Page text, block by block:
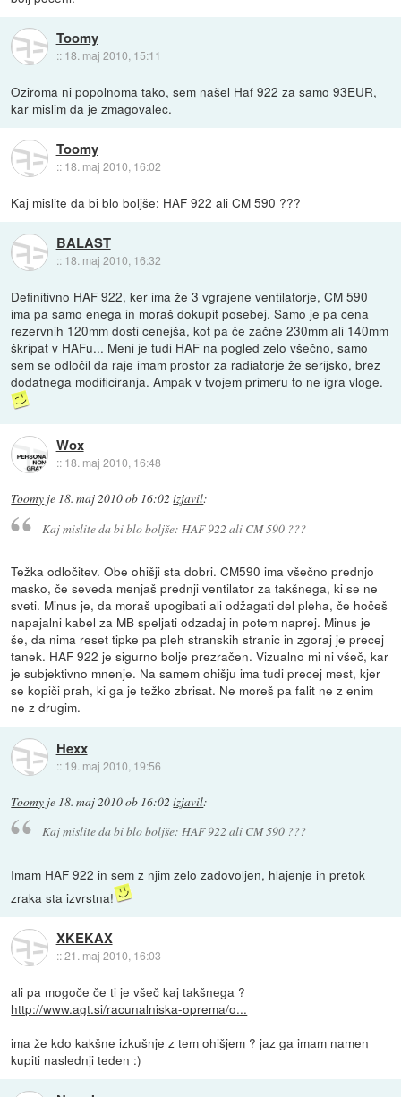
Toomy
:: 18. maj 2010, 15:11
Oziroma ni popolnoma tako, sem našel Haf 922 za samo 93EUR,
kar mislim da je zmagovalec.
Toomy
:: 18. maj 2010, 16:02
Kaj mislite da bi blo boljše: HAF 922 ali CM 590 ???
BALAST
:: 18. maj 2010, 16:32
Definitivno HAF 922, ker ima že 3 vgrajene ventilatorje, CM 590
ima pa samo enega in moraš dokupit posebej. Samo je pa cena
rezervnih 120mm dosti cenejša, kot pa če začne 230mm ali 140mm
škripat v HAFu... Meni je tudi HAF na pogled zelo všečno, samo
sem se odločil da raje imam prostor za radiatorje že serijsko, brez
dodatnega modificiranja. Ampak v tvojem primeru to ne igra vloge.
Wox
:: 18. maj 2010, 16:48
Toomy je 18. maj 2010 ob 16:02 izjavil:
Kaj mislite da bi blo boljše: HAF 922 ali CM 590 ???
Težka odločitev. Obe ohišji sta dobri. CM590 ima všečno prednjo
masko, če seveda menjaš prednji ventilator za takšnega, ki se ne
sveti. Minus je, da moraš upogibati ali odžagati del pleha, če hočeš
napajalni kabel za MB speljati odzadaj in potem naprej. Minus je
še, da nima reset tipke pa pleh stranskih stranic in zgoraj je precej
tanek. HAF 922 je sigurno bolje prezračen. Vizualno mi ni všeč, kar
je subjektivno mnenje. Na samem ohišju ima tudi precej mest, kjer
se kopiči prah, ki ga je težko zbrisat. Ne moreš pa falit ne z enim
ne z drugim.
Hexx
:: 19. maj 2010, 19:56
Toomy je 18. maj 2010 ob 16:02 izjavil:
Kaj mislite da bi blo boljše: HAF 922 ali CM 590 ???
Imam HAF 922 in sem z njim zelo zadovoljen, hlajenje in pretok
zraka sta izvrstna!
XKEKAX
::21. maj 2010, 16:03
ali pa mogoče če ti je všeč kaj takšnega ?
http://www.agt.si/racunalniska-oprema/o...
ima že kdo kakšne izkušnje z tem ohišjem ? jaz ga imam namen
kupiti naslednji teden :)